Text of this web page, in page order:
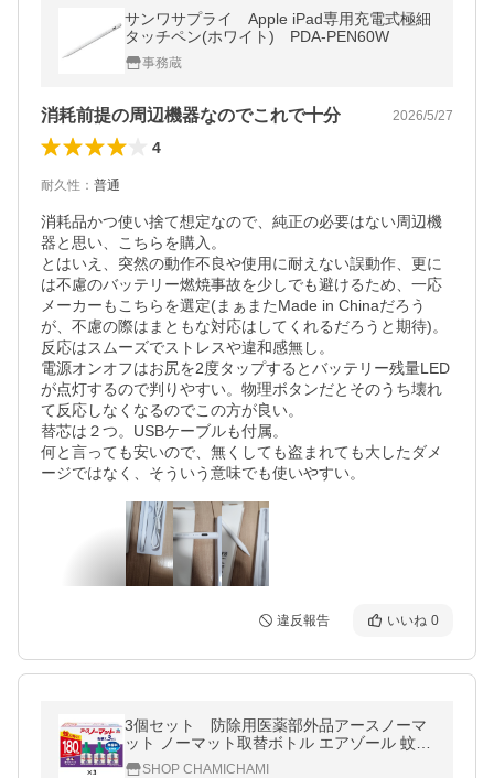
サンワサプライ Apple iPad専用充電式極細
タッチペン(ホワイト) PDA-PEN60W
事務蔵
消耗前提の周辺機器なのでこれで十分 2026/5/27
4
耐久性 ： 普通
消耗品かつ使い捨て想定なので、純正の必要はない周辺機
器と思い、こちらを購入。
とはいえ、突然の動作不良や使用に耐えない誤動作、更に
は不慮のバッテリー燃焼事故を少しでも避けるため、一応
メーカーもこちらを選定(まぁまたMade in Chinaだろう
が、不慮の際はまともな対応はしてくれるだろうと期待)。
反応はスムーズでストレスや違和感無し。
電源オンオフはお尻を2度タップするとバッテリー残量LED
が点灯するので判りやすい。物理ボタンだとそのうち壊れ
て反応しなくなるのでこの方が良い。
替芯は２つ。USBケーブルも付属。
何と言っても安いので、無くしても盗まれても大したダメ
ージではなく、そういう意味でも使いやすい。
違反報告 いいね 0
3個セット 防除用医薬部外品アースノーマ
ット ノーマット取替ボトル エアゾール 蚊取
り180日無香料 3本入
SHOP CHAMICHAMI